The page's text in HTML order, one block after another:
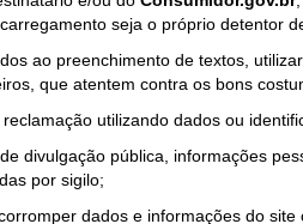
seja o próprio detentor
ao preenchimento de textos,
que atentem contra os bons
utilizando dados ou
divulgação pública, informações
por sigilo;
dados e informações do